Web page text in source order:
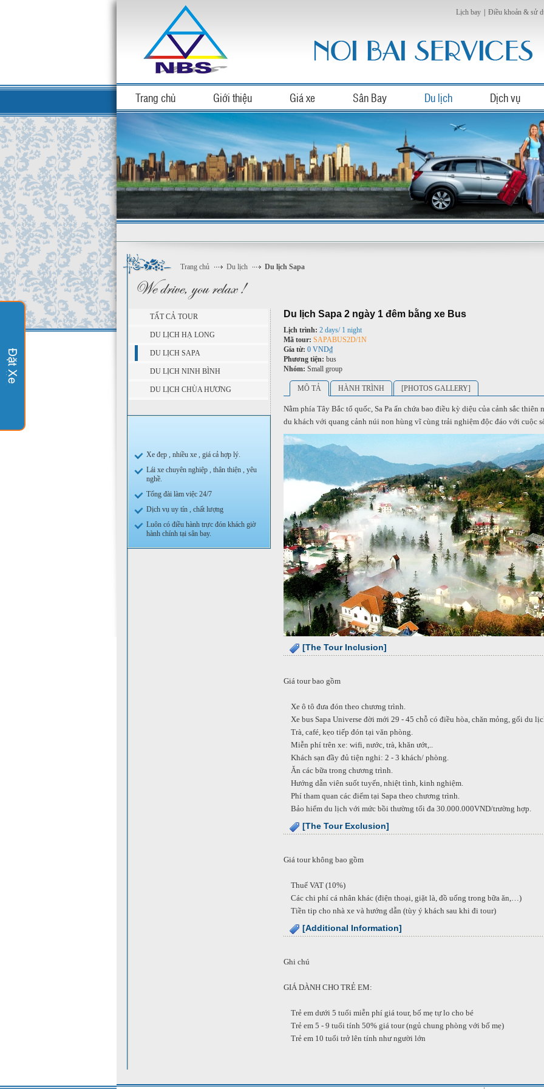
Lịch bay Điều khoản & sử
Trang chủ Giới thiệu Giá xe Sân Bay Du lịch Dịch vụ
Trang chủ Du lịch Du lịch Sapa
TẤT CẢ TOUR
DU LỊCH HẠ LONG
DU LỊCH SAPA
DU LỊCH NINH BÌNH
DU LỊCH CHÙA HƯƠNG
Xe đẹp , nhiều xe , giá cả hợp lý.
Lái xe chuyên nghiệp , thân thiện , yêu
nghề.
Tổng đài làm việc 24/7
Dịch vụ uy tín , chất lượng
Luôn có điều hành trực đón khách giờ
hành chính tại sân bay.
Du lịch Sapa 2 ngày 1 đêm bằng xe Bus
Lịch trình: 2 days/ 1 night
Mã tour: SAPABUS2D/1N
Gía từ: 0 VND₫
Phương tiện: bus
Nhóm: Small group
MÔ TẢ HÀNH TRÌNH [PHOTOS GALLERY]
Nằm phía Tây Bắc tổ quốc, Sa Pa ẩn chứa bao điều kỳ diệu của cảnh sắc
du khách với quang cảnh núi non hùng vĩ cùng trải nghiệm độc đáo với cuộc
[The Tour Inclusion]
Giá tour bao gồm
Xe ô tô đưa đón theo chương trình.
Xe bus Sapa Universe đời mới 29 - 45 chỗ có điều hòa, chăn mỏng, gối du
Trà, café, kẹo tiếp đón tại văn phòng.
Miễn phí trên xe: wifi, nước, trà, khăn ướt,..
Khách sạn đầy đủ tiện nghi: 2 - 3 khách/ phòng.
Ăn các bữa trong chương trình.
Hướng dẫn viên suốt tuyến, nhiệt tình, kinh nghiệm.
Phí tham quan các điểm tại Sapa theo chương trình.
Bảo hiểm du lịch với mức bồi thường tối đa 30.000.000VND/trường hợp.
[The Tour Exclusion]
Giá tour không bao gồm
Thuế VAT (10%)
Các chi phí cá nhân khác (điện thoại, giặt là, đồ uống trong bữa ăn,…)
Tiền tip cho nhà xe và hướng dẫn (tùy ý khách sau khi đi tour)
[Additional Information]
Ghi chú
GIÁ DÀNH CHO TRẺ EM:
Trẻ em dưới 5 tuổi miễn phí giá tour, bố mẹ tự lo cho bé
Trẻ em 5 - 9 tuổi tính 50% giá tour (ngủ chung phòng với bố mẹ)
Trẻ em 10 tuổi trở lên tính như người lớn